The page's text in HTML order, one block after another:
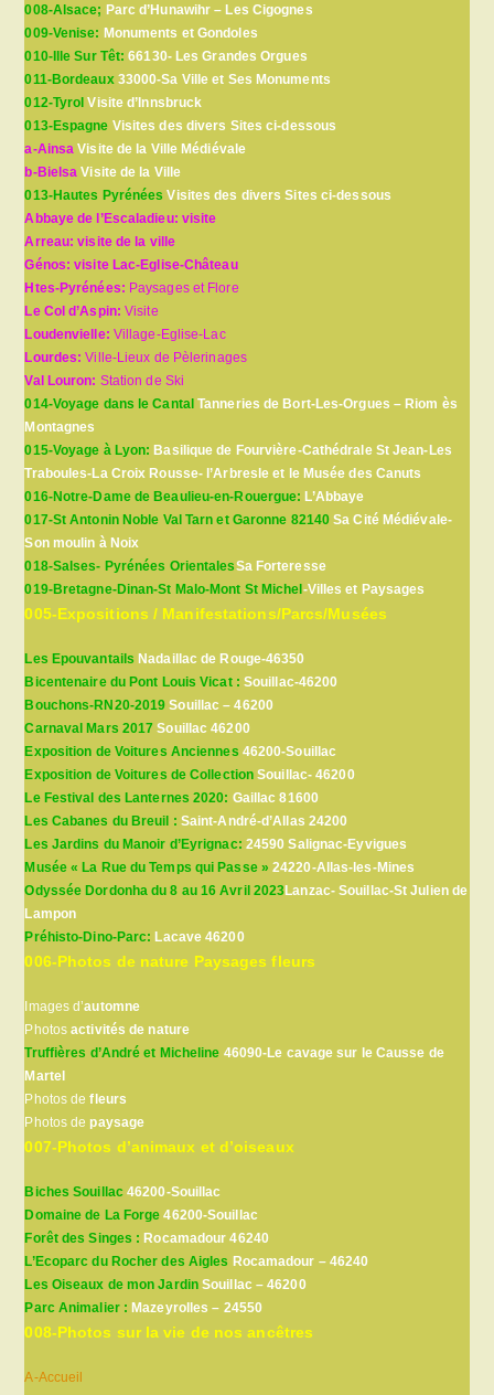
008-Alsace; Parc d’Hunawihr – Les Cigognes
009-Venise: Monuments et Gondoles
010-Ille Sur Têt:66130- Les Grandes Orgues
011-Bordeaux33000-Sa Ville et Ses Monuments
012-Tyrol Visite d’Innsbruck
013-Espagne Visites des divers Sites ci-dessous
a-Ainsa Visite de la Ville Médiévale
b-Bielsa Visite de la Ville
013-Hautes Pyrénées Visites des divers Sites ci-dessous
Abbaye de l’Escaladieu: visite
Arreau: visite de la ville
Génos: visite Lac-Eglise-Château
Htes-Pyrénées: Paysages et Flore
Le Col d’Aspin:Visite
Loudenvielle: Village-Eglise-Lac
Lourdes:Ville-Lieux de Pèlerinages
Val Louron: Station de Ski
014-Voyage dans le Cantal Tanneries de Bort-Les-Orgues – Riom ès
Montagnes
015-Voyage à Lyon: Basilique de Fourvière-Cathédrale St Jean-Les
Traboules-La Croix Rousse- l’Arbresle et le Musée des Canuts
016-Notre-Dame de Beaulieu-en-Rouergue: L’Abbaye
017-St Antonin Noble Val Tarn et Garonne 82140 Sa Cité Médiévale-
Son moulin à Noix
018-Salses- Pyrénées OrientalesSa Forteresse
019-Bretagne-Dinan-St Malo-Mont St Michel -Villes et Paysages
005-Expositions / Manifestations/Parcs/Musées
Les Epouvantails Nadaillac de Rouge-46350
Bicentenaire du Pont Louis Vicat : Souillac-46200
Bouchons-RN20-2019Souillac – 46200
Carnaval Mars 2017 Souillac 46200
Exposition de Voitures Anciennes 46200-Souillac
Exposition de Voitures de Collection Souillac- 46200
Le Festival des Lanternes 2020: Gaillac 81600
Les Cabanes du Breuil : Saint-André-d’Allas 24200
Les Jardins du Manoir d’Eyrignac: 24590 Salignac-Eyvigues
Musée « La Rue du Temps qui Passe » 24220-Allas-les-Mines
Odyssée Dordonha du 8 au 16 Avril 2023Lanzac- Souillac-St Julien de
Lampon
Préhisto-Dino-Parc: Lacave 46200
006-Photos de nature Paysages fleurs
Images d’automne
Photosactivités de nature
Truffières d’André et Micheline 46090-Le cavage sur le Causse de
Martel
Photos defleurs
Photos depaysage
007-Photos d’animaux et d’oiseaux
Biches Souillac46200-Souillac
Domaine de La Forge 46200-Souillac
Forêt des Singes : Rocamadour 46240
L’Ecoparc du Rocher des Aigles Rocamadour – 46240
Les Oiseaux de mon JardinSouillac – 46200
Parc Animalier : Mazeyrolles – 24550
008-Photos sur la vie de nos ancêtres
A-Accueil